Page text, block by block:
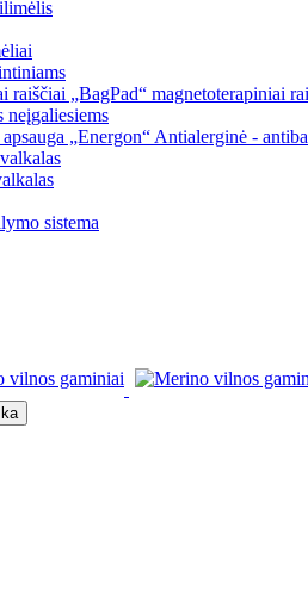
„BagPad“ magnetoterapiniai
neįgaliesiems
Antialerginė -
sistema